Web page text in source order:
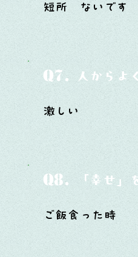
短所 ないです
Q7. 人からよ
激しい
Q8. 「幸せ」
ご飯食った時